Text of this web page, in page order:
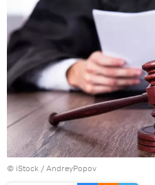
© iStock / AndreyPopov